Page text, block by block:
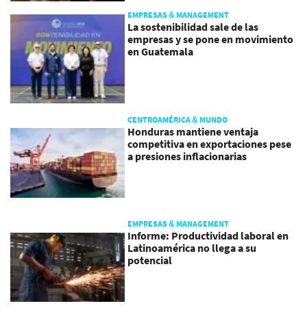
EMPRESAS & MANAGEMENT
La sostenibilidad sale de las
empresas y se pone en movimiento
en Guatemala
CENTROAMÉRICA & MUNDO
Honduras mantiene ventaja
competitiva en exportaciones pese
a presiones inflacionarias
EMPRESAS & MANAGEMENT
Informe: Productividad laboral en
Latinoamérica no llega a su
potencial